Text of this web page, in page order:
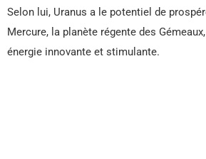
Selon lui, Uranus a le potentiel de
Mercure, la planète régente des
énergie innovante et stimulante.